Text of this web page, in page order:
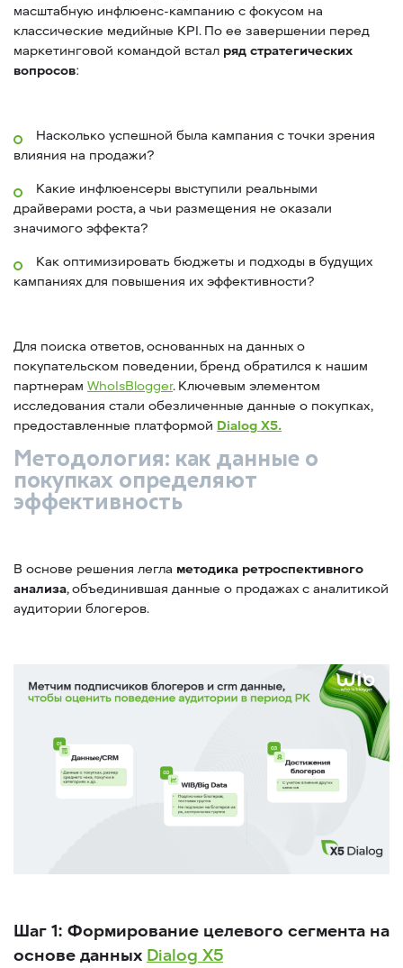
масштабную инфлюенс-кампанию с фокусом на
классические медийные KPI. По ее завершении перед
маркетинговой командой встал ряд стратегических
вопросов:
Насколько успешной была кампания с точки зрения
влияния на продажи?
Какие инфлюенсеры выступили реальными
драйверами роста, а чьи размещения не оказали
значимого эффекта?
Как оптимизировать бюджеты и подходы в будущих
кампаниях для повышения их эффективности?
Для поиска ответов, основанных на данных о
покупательском поведении, бренд обратился к нашим
партнерам WhoIsBlogger. Ключевым элементом
исследования стали обезличенные данные о покупках,
предоставленные платформой Dialog X5.
Методология: как данные о
покупках определяют
эффективность
В основе решения легла методика ретроспективного
анализа, объединившая данные о продажах с аналитикой
аудитории блогеров.
Шаг 1: Формирование целевого сегмента на
основе данных Dialog X5